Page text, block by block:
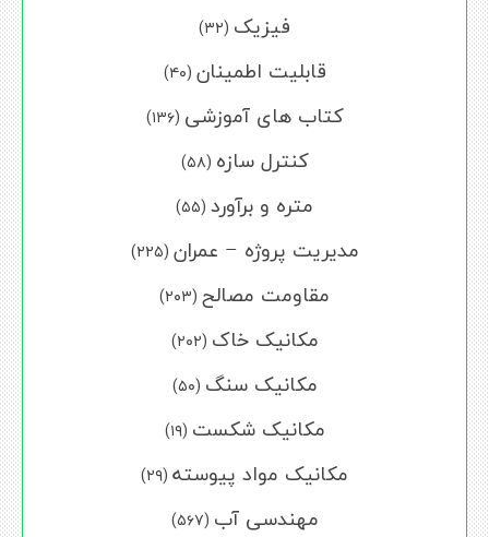
فیزیک (۳۲)
قابلیت اطمینان (۴۰)
کتاب های آموزشی (۱۳۶)
کنترل سازه (۵۸)
متره و برآورد (۵۵)
مدیریت پروژه – عمران (۲۲۵)
مقاومت مصالح (۲۰۳)
مکانیک خاک (۲۰۲)
مکانیک سنگ (۵۰)
مکانیک شکست (۱۹)
مکانیک مواد پیوسته (۲۹)
مهندسی آب (۵۶۷)